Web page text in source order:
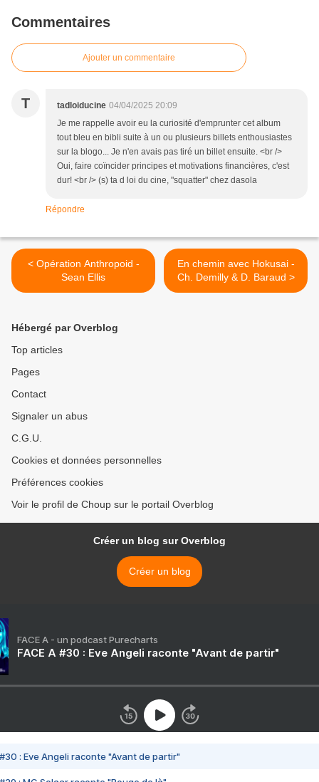
Commentaires
Ajouter un commentaire
T tadloiducine 04/04/2025 20:09
Je me rappelle avoir eu la curiosité d'emprunter cet album
tout bleu en bibli suite à un ou plusieurs billets enthousiastes
sur la blogo... Je n'en avais pas tiré un billet ensuite. <br />
Oui, faire coïncider principes et motivations financières, c'est
dur! <br /> (s) ta d loi du cine, "squatter" chez dasola
Répondre
< Opération Anthropoid -
Sean Ellis
En chemin avec Hokusai -
Ch. Demilly & D. Baraud >
Hébergé par Overblog
Top articles
Pages
Contact
Signaler un abus
C.G.U.
Cookies et données personnelles
Préférences cookies
Voir le profil de Choup sur le portail Overblog
Créer un blog sur Overblog
Créer un blog
FACE A - un podcast Purecharts
FACE A #30 : Eve Angeli raconte "Avant de partir"
#30 : Eve Angeli raconte "Avant de partir"